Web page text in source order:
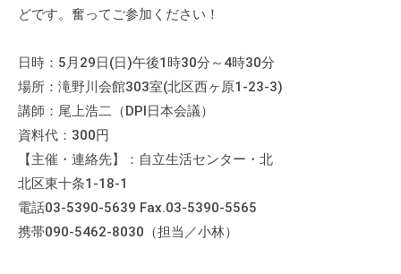
どです。奮ってご参加ください！
日時：5月29日(日)午後1時30分～4時30分
場所：滝野川会館303室(北区西ヶ原1-23-3)
講師：尾上浩二（DPI日本会議）
資料代：300円
【主催・連絡先】：自立生活センター・北
北区東十条1-18-1
電話03-5390-5639 Fax.03-5390-5565
携帯090-5462-8030（担当／小林）